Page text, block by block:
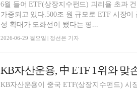
6월 들어 ETF(상장지수펀드) 괴리율 초과
가중되고 있다.500조 원 규모로 ETF 시장
성 확대가 도화선이 됐다는 평...
2026-06-29 월요일 | 정선은 기자
KB자산운용이 중국 ETF(상장지수펀드) 시